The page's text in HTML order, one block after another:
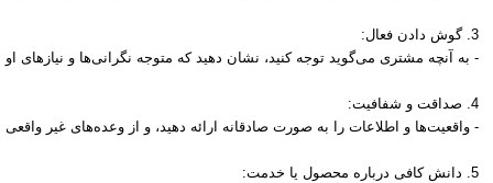
3. گوش دادن فعال:
- به آنچه مشتری می‌گوید توجه کنید، نشان دهید که متوجه نگرانی‌ها و نیازهای
4. صداقت و شفافیت:
- واقعیت‌ها و اطلاعات را به صورت صادقانه ارائه دهید، و از وعده‌های غیر واقعی
5. دانش کافی درباره محصول یا خدمت: